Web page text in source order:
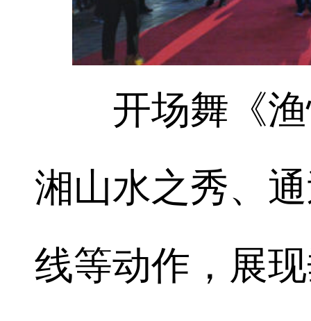
开场舞《渔
湘山水之秀、
线等动作，展